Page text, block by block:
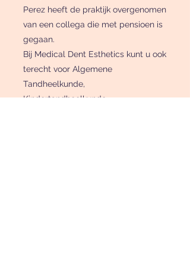
Perez heeft de praktijk overgenomen
van een collega die met pensioen is
gegaan.
Bij Medical Dent Esthetics kunt u ook
terecht voor Algemene
Tandheelkunde,
Kindertandheelkunde,